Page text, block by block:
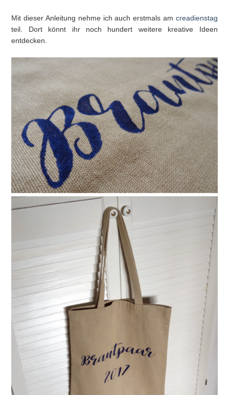
Mit dieser Anleitung nehme ich auch erstmals am creadienstag
teil. Dort könnt ihr noch hundert weitere kreative Ideen
entdecken.